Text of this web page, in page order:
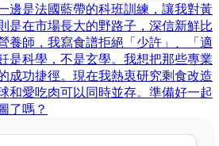
邊是法國藍帶的科班訓練，讓我對黃
是在市場長大的野路子，深信新鮮比
養師，我寫食譜拒絕「少許」、「適
科學，不是玄學。我想把那些專業
成功捷徑。現在我熱衷研究剩食改造
和愛吃肉可以同時並存。準備好一起
了嗎？